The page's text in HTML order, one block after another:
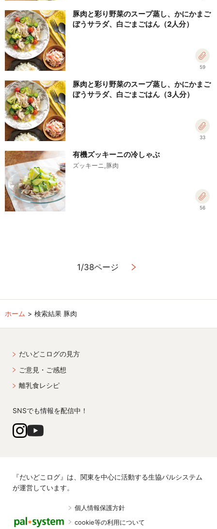
豚肉と彩り野菜のスープ蒸し、かにかまご
ぼうサラダ、白ごまごはん（2人分）
59
豚肉と彩り野菜のスープ蒸し、かにかまご
ぼうサラダ、白ごまごはん（3人分）
33
有機ズッキーニの冷しゃぶ
ズッキーニ,豚肉
56
1/38ページ
ホーム 検索結果 豚肉
だいどこログの見方
ご意見・ご感想
離乳食レシピ
SNSでも情報を配信中！
『だいどこログ』は、関東を中心に活動する生協パルシステム
が運営しています。
個人情報保護方針
cookie等の利用について